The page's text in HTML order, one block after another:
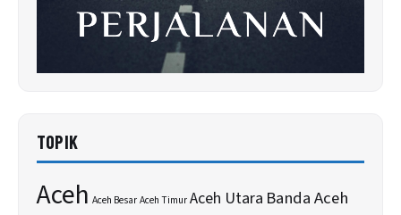
TOPIK
Aceh Aceh BesarAceh TimurAceh Utara Banda Aceh